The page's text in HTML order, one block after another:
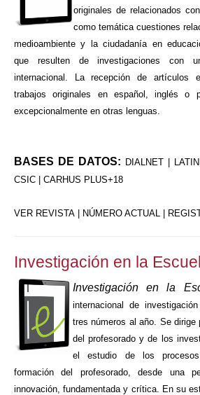
originales de relacionados
como temática cuestiones
medioambiente y la ciudadanía en
que resulten de investigaciones con
internacional. La recepción de artículos
trabajos originales en español, inglés o
excepcionalmente en otras lenguas.
BASES DE DATOS: DIALNET |
CSIC | CARHUS PLUS+18
VER REVISTA NÚMERO ACTUAL
Investigación en la
Investigación en la
internacional de
tres números al año. Se dirige
del profesorado y de los
el estudio de los
formación del profesorado, desde una
innovación, fundamentada y crítica. En su